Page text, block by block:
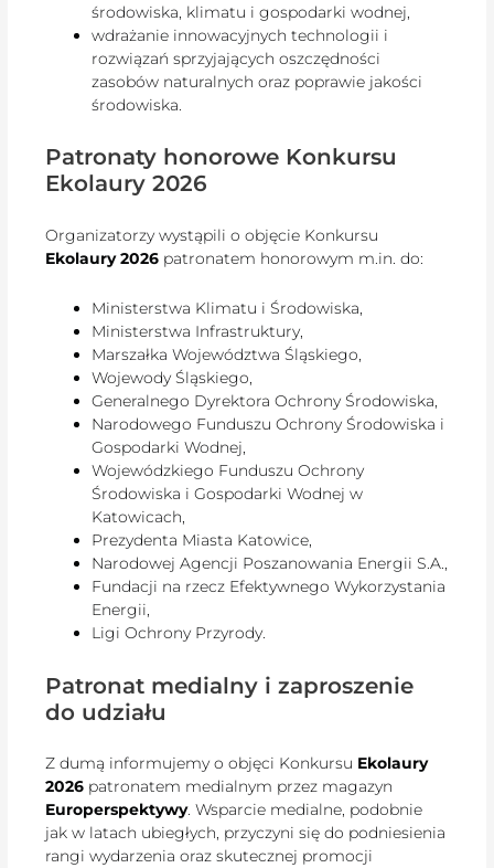
środowiska, klimatu i gospodarki wodnej,
wdrażanie innowacyjnych technologii i
rozwiązań sprzyjających oszczędności
zasobów naturalnych oraz poprawie jakości
środowiska.
Patronaty honorowe Konkursu
Ekolaury 2026
Organizatorzy wystąpili o objęcie Konkursu
Ekolaury 2026 patronatem honorowym m.in. do:
Ministerstwa Klimatu i Środowiska,
Ministerstwa Infrastruktury,
Marszałka Województwa Śląskiego,
Wojewody Śląskiego,
Generalnego Dyrektora Ochrony Środowiska,
Narodowego Funduszu Ochrony Środowiska i
Gospodarki Wodnej,
Wojewódzkiego Funduszu Ochrony
Środowiska i Gospodarki Wodnej w
Katowicach,
Prezydenta Miasta Katowice,
Narodowej Agencji Poszanowania Energii S.A.,
Fundacji na rzecz Efektywnego Wykorzystania
Energii,
Ligi Ochrony Przyrody.
Patronat medialny i zaproszenie
do udziału
Z dumą informujemy o objęci Konkursu Ekolaury
2026 patronatem medialnym przez magazyn
Europerspektywy. Wsparcie medialne, podobnie
jak w latach ubiegłych, przyczyni się do podniesienia
rangi wydarzenia oraz skutecznej promocji